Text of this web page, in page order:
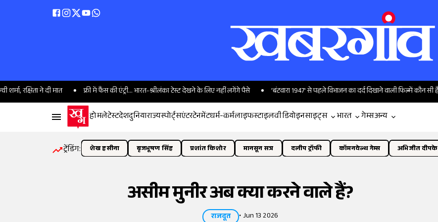
रक्षिता ने दी मात फ्री में फैंस की एंट्री... भारत-श्रीलंका टेस्ट देखने के लिए नहीं लगेंगे पैसे 'बंटवारा 1947' से पहले विभाजन का दर्द दिखाने वाली फिल्में कौन सी हैं?
होमलेटेस्टदेशदुनियाराज्यस्पोर्ट्सएंटरटेनमेंटधर्म-कर्मलाइफस्टाइलवीडियोइनसाइट्स भारत गेम्सअन्य
ट्रेंडिंग: शेख हसीना बृजभूषण सिंह प्रशांत किशोर मानसून सत्र दलीप ट्रॉफी कॉमनवेल्थ गेम्स अभिजीत दीपके
असीम मुनीर अब क्या करने वाले हैं?
राजदूत •Jun 13 2026